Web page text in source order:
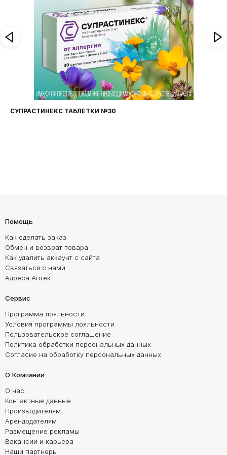
№30
Помощь
Как сделать заказ
Обмен и возврат товара
Как удалить аккаунт с сайта
Связаться с нами
Адреса Аптек
Сервис
Программа лояльности
Условия программы лояльности
Пользовательское соглашение
Политика обработки персональных данных
Согласие на обработку персональных данных
О Компании
О нас
Контактные данные
Производителям
Арендодателям
Размещение рекламы
Вакансии и карьера
Наши партнеры